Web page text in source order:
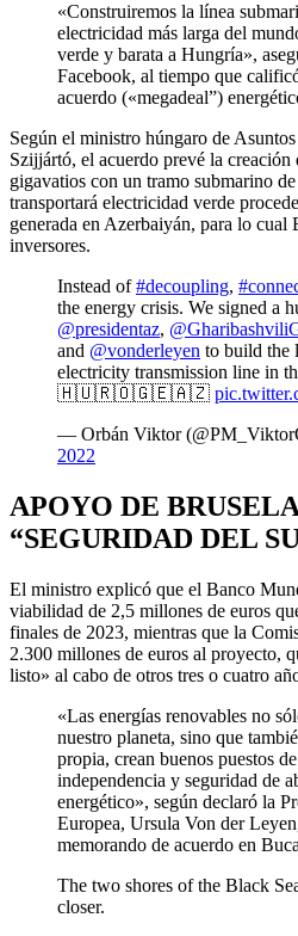
«Construiremos la línea
electricidad más larga del
verde y barata a Hungría»,
Facebook, al tiempo que
acuerdo («megadeal”)
Según el ministro húngaro de
Szijjártó, el acuerdo prevé la creación
gigavatios con un tramo submarino
transportará electricidad verde
generada en Azerbaiyán, para lo cual
inversores.
Instead of#decoupling,
the energy crisis. We signed a
@presidentaz,
and @vonderleyen to build the
electricity transmission line in
🇭🇺🇷🇴🇬🇪🇦🇿
— Orbán Viktor
2022
APOYO DE
“SEGURIDAD DEL
El ministro explicó que el Banco
viabilidad de 2,5 millones de euros
finales de 2023, mientras que la
2.300 millones de euros al proyecto,
listo» al cabo de otros tres o cuatro
«Las energías renovables no
nuestro planeta, sino que
propia, crean buenos puestos
independencia y seguridad de
energético», según declaró la
Europea, Ursula Von der
memorando de acuerdo en
The two shores of the Black
closer.